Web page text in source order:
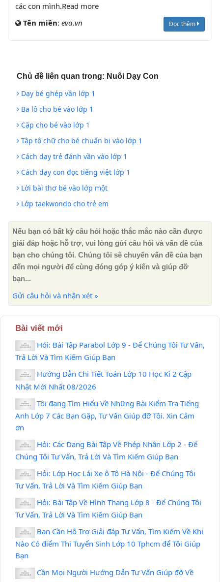
các con mình.Read more
Tên miền: eva.vn Đọc thêm
Chủ đề liên quan trong: Nuôi Dạy Con
Dạy bé ghép vần lớp 1
Ba lô cho bé vào lớp 1
Cặp cho bé vào lớp 1
Tập tô chữ cho bé chuẩn bị vào lớp 1
Cách dạy trẻ đánh vần vào lớp 1
Cách dạy con đọc tiếng việt lớp 1
Lời bài thơ bé vào lớp một
Lớp taekwondo cho trẻ em
Nếu bạn có bất kỳ câu hỏi hoặc thắc mắc nào cần được
giải đáp hoặc hỗ trợ, vui lòng gửi câu hỏi và vấn đề của
bạn cho chúng tôi. Chúng tôi sẽ chuyển vấn đề của bạn
đến mọi người để cùng đóng góp ý kiến ​​và giúp đỡ
bạn...
Gửi câu hỏi và nhận xét »
Bài viết mới
Hỏi: Bài Tập Parabol Lớp 9 - Để Chúng Tôi Tư Vấn,
Trả Lời Và Tìm Kiếm Giúp Bạn
Hướng Dẫn Chi Tiết Toán Lớp 10 Học Kì 2 Cập
Nhật Mới Nhất 08/2026
Tôi đang Tìm Hiểu Về Những Bài Kiểm Tra Tiếng
Anh Lớp 7 Các Bạn Gặp, Tư Vấn Giúp đỡ Tôi. Xin Cảm
ơn
Hỏi: Các Dạng Bài Tập Về Phép Nhân Lớp 2 - Để
Chúng Tôi Tư Vấn, Trả Lời Và Tìm Kiếm Giúp Bạn
Hỏi: Lớp Học Lái Xe ô Tô Hà Nội - Để Chúng Tôi
Tư Vấn, Trả Lời Và Tìm Kiếm Giúp Bạn
Hỏi: Bài Tập Về Hình Thang Lớp 8 - Để Chúng Tôi
Tư Vấn, Trả Lời Và Tìm Kiếm Giúp Bạn
Bạn Cần Hỗ Trợ Giải đáp Tư Vấn, Tìm Kiếm Về Khi
Nào Có điểm Thi Tuyển Sinh Lớp 10 Tphcm để Tôi Giúp
Bạn
Cần Mọi Người Hướng Dẫn Tư Vấn Giúp đỡ Về